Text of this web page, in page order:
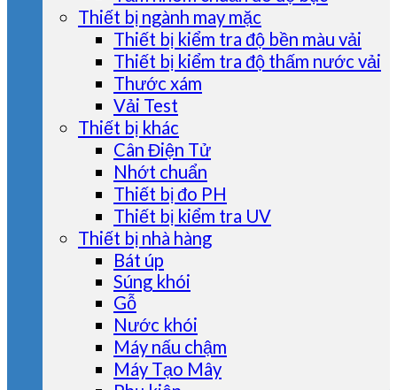
Thiết bị ngành may mặc
Thiết bị kiểm tra độ bền màu vải
Thiết bị kiểm tra độ thấm nước vải
Thước xám
Vải Test
Thiết bị khác
Cân Điện Tử
Nhớt chuẩn
Thiết bị đo PH
Thiết bị kiểm tra UV
Thiết bị nhà hàng
Bát úp
Súng khói
Gỗ
Nước khói
Máy nấu chậm
Máy Tạo Mây